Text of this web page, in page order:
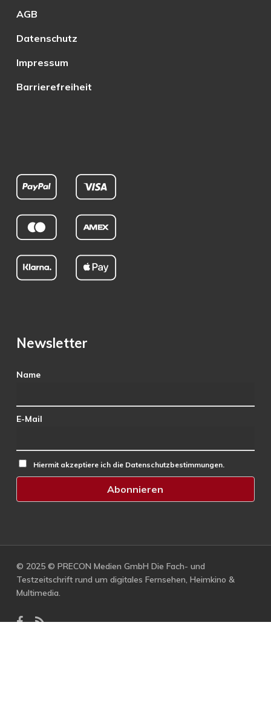
AGB
Datenschutz
Impressum
Barrierefreiheit
Newsletter
Name
E-Mail
Hiermit akzeptiere ich die Datenschutzbestimmungen.
© 2025 © PRECON Medien GmbH Die Fach- und
Testzeitschrift rund um digitales Fernsehen, Heimkino &
Multimedia.
facebook
RSS